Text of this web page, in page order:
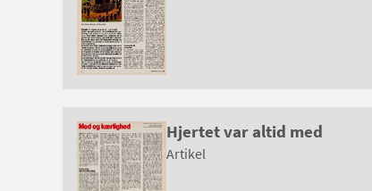
Hjertet var altid med
Artikel